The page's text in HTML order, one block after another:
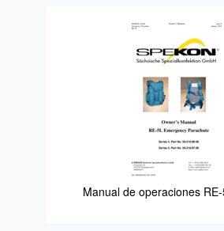
Manual de operaciones